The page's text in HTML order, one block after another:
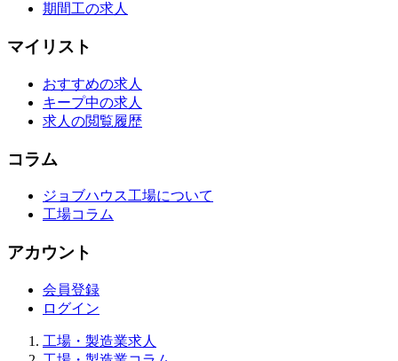
期間工の求人
マイリスト
おすすめの求人
キープ中の求人
求人の閲覧履歴
コラム
ジョブハウス工場について
工場コラム
アカウント
会員登録
ログイン
工場・製造業求人